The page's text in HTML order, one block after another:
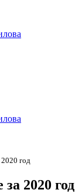
2020 год
2020 год